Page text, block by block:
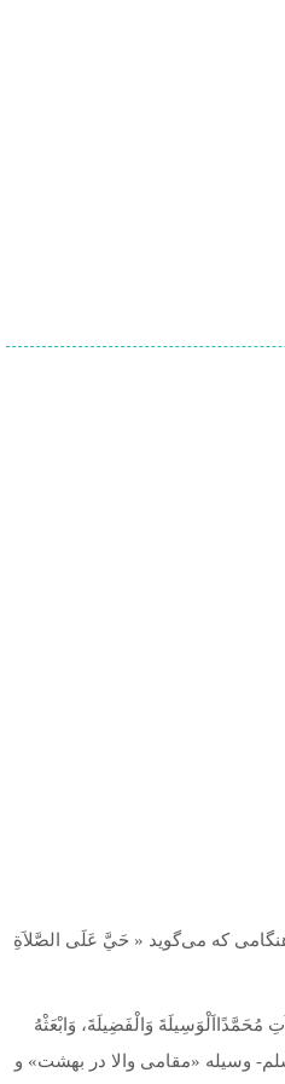
که می‌گوید « حَيَّ عَلَى الصَّلاَةِ
مُحَمَّدًااَلْوَسِيلَةَ وَالْفَضِيلَةَ، وَابْعَثْهُ
وسيله «مقامى والا در بهشت» و